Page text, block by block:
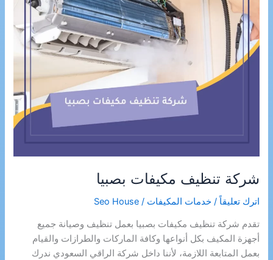
شركة تنظيف مكيفات بصبيا
اترك تعليقاً /خدمات المكيفات /
Seo House
تقدم شركة تنظيف مكيفات بصبيا بعمل تنظيف وصيانة جميع
أجهزة المكيف بكل أنواعها وكافة الماركات والطرازات والقيام
بعمل المتابعة اللازمة، لأننا داخل شركة الراقي السعودي ندرك